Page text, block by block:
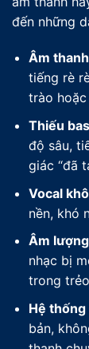
đến những
Âm
tiếng rè
trào
Thiếu
độ sâu,
giác “đã
Vocal
nền, khó
Âm
nhạc bị
trong
Hệ thống
bản,